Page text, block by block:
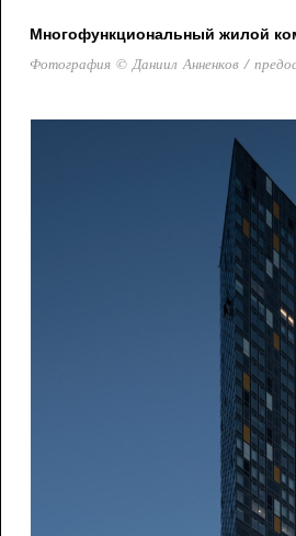
Многофункциональный жилой
Фотография © Даниил Анненков /